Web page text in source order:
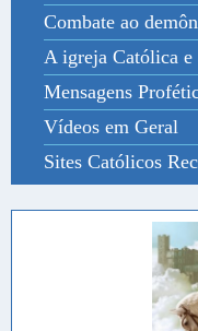
Combate ao
A igreja Católica e
Mensagens
Vídeos em Geral
Sites Católicos